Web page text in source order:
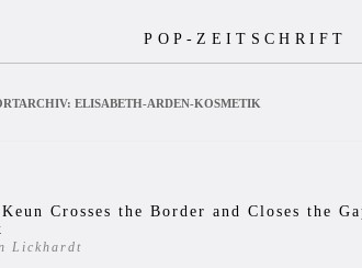
POP-ZEITSCHRIFT
ELISABETH-ARDEN-KOSMETIK
Crosses the Border and Closes the
Lickhardt